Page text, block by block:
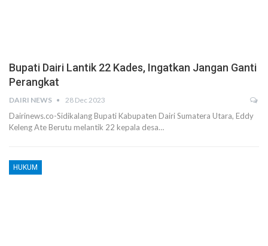
Bupati Dairi Lantik 22 Kades, Ingatkan Jangan Ganti
Perangkat
DAIRI NEWS 28 Dec 2023
Dairinews.co-Sidikalang Bupati Kabupaten Dairi Sumatera Utara, Eddy
Keleng Ate Berutu melantik 22 kepala desa…
HUKUM